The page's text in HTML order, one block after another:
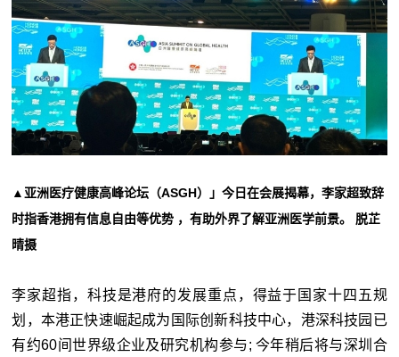
▲亚洲医疗健康高峰论坛（ASGH）」今日在会展揭幕，李家超致辞
时指香港拥有信息自由等优势 ，有助外界了解亚洲医学前景。 脱芷
晴摄
李家超指，科技是港府的发展重点，得益于国家十四五规
划，本港正快速崛起成为国际创新科技中心，港深科技园已
有约60间世界级企业及研究机构参与; 今年稍后将与深圳合